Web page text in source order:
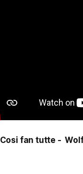
Cosi fan tutte -